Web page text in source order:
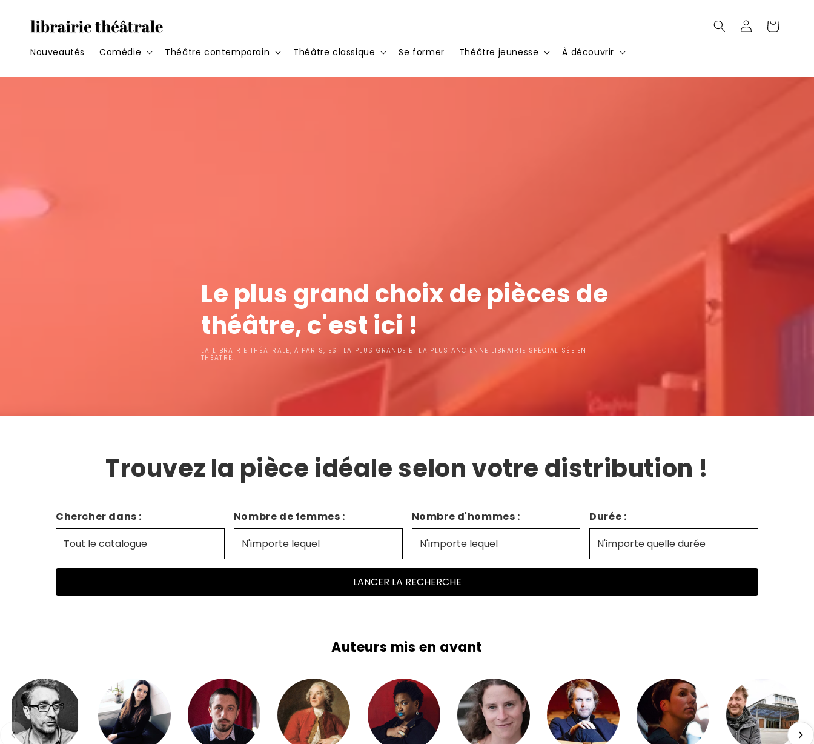
contenu
Nouveautés Comédie Théâtre contemporain Théâtre classique Se former Théâtre jeunesse À découvrir
ConnexionPanier
Le plus grand choix de pièces de
théâtre, c'est ici !
LA LIBRAIRIE THÉÂTRALE, À PARIS, EST LA PLUS GRANDE ET LA PLUS ANCIENNE LIBRAIRIE SPÉCIALISÉE EN
THÉÂTRE.
Trouvez la pièce idéale selon votre distribution !
Chercher dans : Nombre de femmes : Nombre d'hommes : Durée :
LANCER LA RECHERCHE
Auteurs mis en avant